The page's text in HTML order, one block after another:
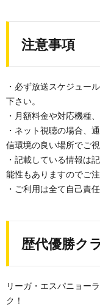
注意事項
・必ず放送スケジュー
下さい。
・月額料金や対応機種
・ネット視聴の場合、
信環境の良い場所でご視
・記載している情報は
能性もありますのでご注
・ご利用は全て自己責
歴代優勝ク
リーガ・エスパニョー
ク！